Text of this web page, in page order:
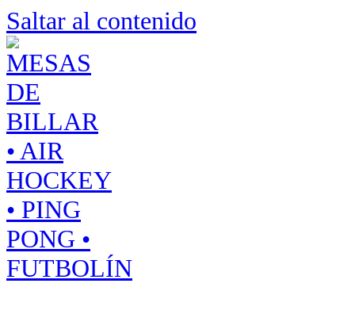
Saltar al contenido